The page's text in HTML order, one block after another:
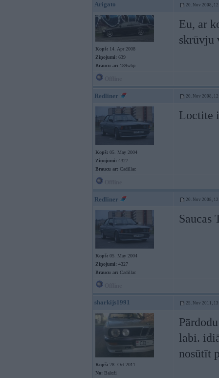
Arigato 20. Nov 2008,
Kopš: 14. Apr 2008
Ziņojumi: 639
Braucu ar: 189whp
Eu, ar
skrūvju
Redliner 20. Nov 2008,
Kopš: 05. May 2004
Ziņojumi: 4327
Braucu ar: Cadillac
Loctite
Redliner 20. Nov 2008,
Kopš: 05. May 2004
Ziņojumi: 4327
Braucu ar: Cadillac
Saucas
sharkijs1991 25. Nov 2011,
Kopš: 28. Oct 2011
No: Baloži
labi.
nosūtīt